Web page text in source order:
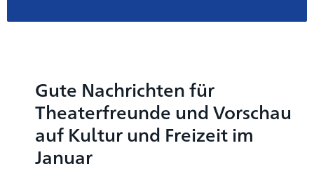
Gute Nachrichten für
Theaterfreunde und Vorschau
auf Kultur und Freizeit im
Januar